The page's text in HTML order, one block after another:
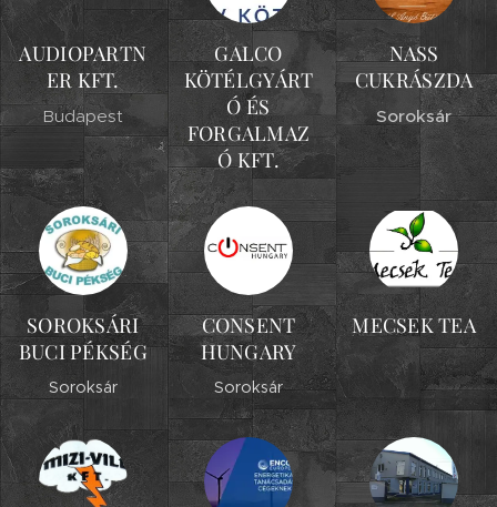
AUDIOPARTN
ER KFT.
Budapest
GALCO
KÖTÉLGYÁRT
Ó ÉS
FORGALMAZ
Ó KFT.
NASS
CUKRÁSZDA
Soroksár
SOROKSÁRI
BUCI PÉKSÉG
Soroksár
CONSENT
HUNGARY
Soroksár
MECSEK TEA